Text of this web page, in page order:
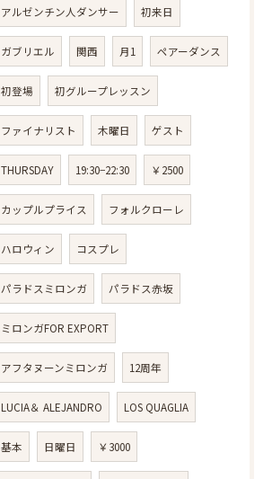
アルゼンチン人ダンサー 初来日
ガブリエル 関西 月1 ペアーダンス
初登場 初グループレッスン
ファイナリスト 木曜日 ゲスト
THURSDAY 19:30−22:30 ￥2500
カップルプライス フォルクローレ
ハロウィン コスプレ
パラドスミロンガ パラドス赤坂
ミロンガFOR EXPORT
アフタヌーンミロンガ 12周年
LUCIA＆ ALEJANDRO LOS QUAGLIA
基本 日曜日 ￥3000